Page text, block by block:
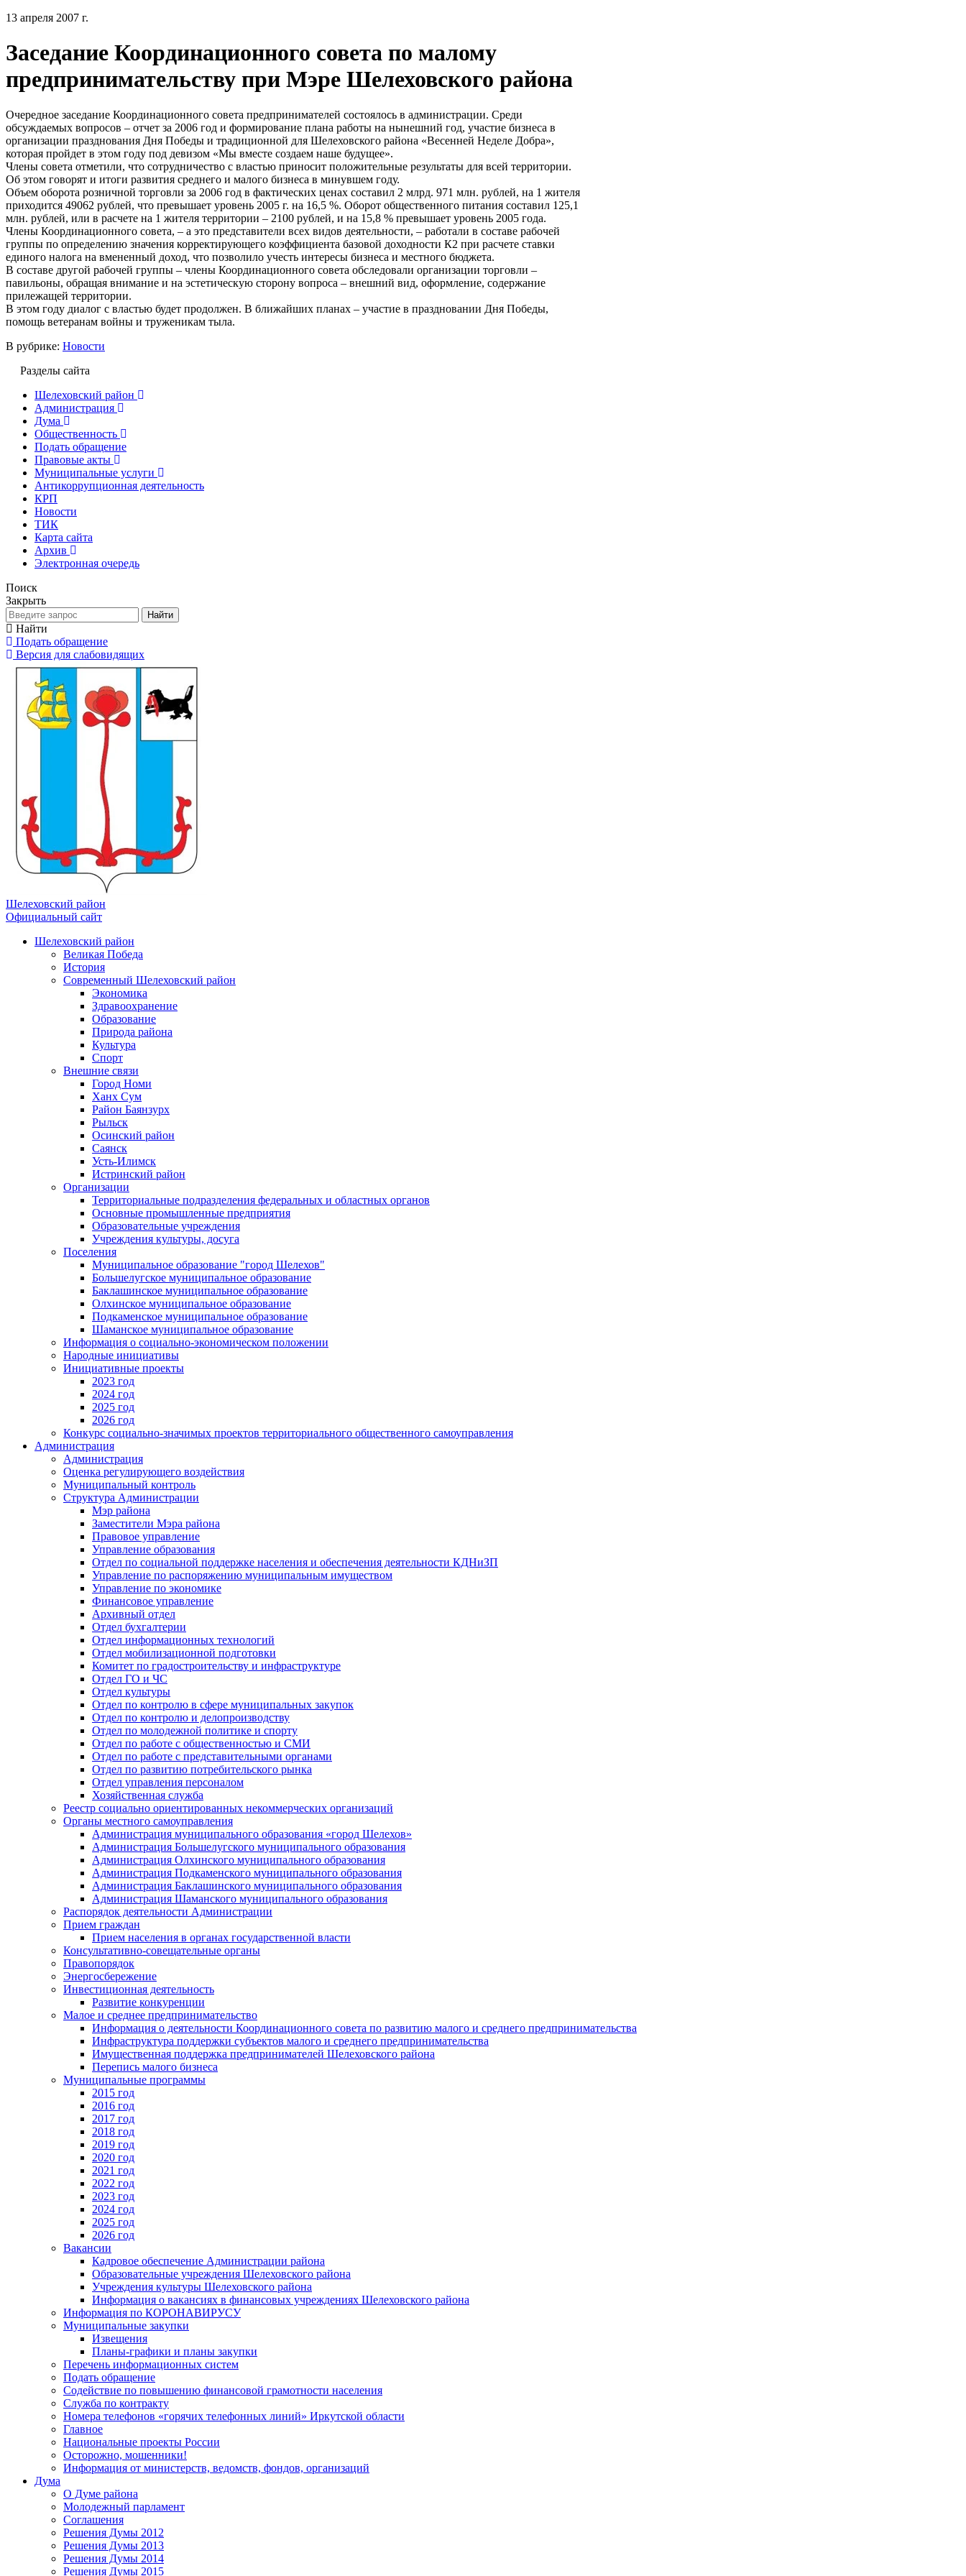
13 апреля 2007 г.
Заседание Координационного совета по малому
предпринимательству при Мэре Шелеховского района
Очередное заседание Координационного совета предпринимателей состоялось в администрации. Среди
обсуждаемых вопросов – отчет за 2006 год и формирование плана работы на нынешний год, участие бизнеса в
организации празднования Дня Победы и традиционной для Шелеховского района «Весенней Неделе Добра»,
которая пройдет в этом году под девизом «Мы вместе создаем наше будущее».
Члены совета отметили, что сотрудничество с властью приносит положительные результаты для всей территории.
Об этом говорят и итоги развития среднего и малого бизнеса в минувшем году.
Объем оборота розничной торговли за 2006 год в фактических ценах составил 2 млрд. 971 млн. рублей, на 1 жителя
приходится 49062 рублей, что превышает уровень 2005 г. на 16,5 %. Оборот общественного питания составил 125,1
млн. рублей, или в расчете на 1 жителя территории – 2100 рублей, и на 15,8 % превышает уровень 2005 года.
Члены Координационного совета, – а это представители всех видов деятельности, – работали в составе рабочей
группы по определению значения корректирующего коэффициента базовой доходности К2 при расчете ставки
единого налога на вмененный доход, что позволило учесть интересы бизнеса и местного бюджета.
В составе другой рабочей группы – члены Координационного совета обследовали организации торговли –
павильоны, обращая внимание и на эстетическую сторону вопроса – внешний вид, оформление, содержание
прилежащей территории.
В этом году диалог с властью будет продолжен. В ближайших планах – участие в праздновании Дня Победы,
помощь ветеранам войны и труженикам тыла.
В рубрике: Новости
Разделы сайта
Шелеховский район
Администрация
Дума
Общественность
Подать обращение
Правовые акты
Муниципальные услуги
Антикоррупционная деятельность
КРП
Новости
ТИК
Карта сайта
Архив
Электронная очередь
Поиск
Закрыть
Найти
Найти
Подать обращение
Версия для слабовидящих
Шелеховский район
Официальный сайт
Шелеховский район
Великая Победа
История
Современный Шелеховский район
Экономика
Здравоохранение
Образование
Природа района
Культура
Спорт
Внешние связи
Город Номи
Ханх Сум
Район Баянзурх
Рыльск
Осинский район
Саянск
Усть-Илимск
Истринский район
Организации
Территориальные подразделения федеральных и областных органов
Основные промышленные предприятия
Образовательные учреждения
Учреждения культуры, досуга
Поселения
Муниципальное образование "город Шелехов"
Большелугское муниципальное образование
Баклашинское муниципальное образование
Олхинское муниципальное образование
Подкаменское муниципальное образование
Шаманское муниципальное образование
Информация о социально-экономическом положении
Народные инициативы
Инициативные проекты
2023 год
2024 год
2025 год
2026 год
Конкурс социально-значимых проектов территориального общественного самоуправления
Администрация
Администрация
Оценка регулирующего воздействия
Муниципальный контроль
Структура Администрации
Мэр района
Заместители Мэра района
Правовое управление
Управление образования
Отдел по социальной поддержке населения и обеспечения деятельности КДНиЗП
Управление по распоряжению муниципальным имуществом
Управление по экономике
Финансовое управление
Архивный отдел
Отдел бухгалтерии
Отдел информационных технологий
Отдел мобилизационной подготовки
Комитет по градостроительству и инфраструктуре
Отдел ГО и ЧС
Отдел культуры
Отдел по контролю в сфере муниципальных закупок
Отдел по контролю и делопроизводству
Отдел по молодежной политике и спорту
Отдел по работе с общественностью и СМИ
Отдел по работе с представительными органами
Отдел по развитию потребительского рынка
Отдел управления персоналом
Хозяйственная служба
Реестр социально ориентированных некоммерческих организаций
Органы местного самоуправления
Администрация муниципального образования «город Шелехов»
Администрация Большелугского муниципального образования
Администрация Олхинского муниципального образования
Администрация Подкаменского муниципального образования
Администрация Баклашинского муниципального образования
Администрация Шаманского муниципального образования
Распорядок деятельности Администрации
Прием граждан
Прием населения в органах государственной власти
Консультативно-совещательные органы
Правопорядок
Энергосбережение
Инвестиционная деятельность
Развитие конкуренции
Малое и среднее предпринимательство
Информация о деятельности Координационного совета по развитию малого и среднего предпринимательства
Инфраструктура поддержки субъектов малого и среднего предпринимательства
Имущественная поддержка предпринимателей Шелеховского района
Перепись малого бизнеса
Муниципальные программы
2015 год
2016 год
2017 год
2018 год
2019 год
2020 год
2021 год
2022 год
2023 год
2024 год
2025 год
2026 год
Вакансии
Кадровое обеспечение Администрации района
Образовательные учреждения Шелеховского района
Учреждения культуры Шелеховского района
Информация о вакансиях в финансовых учреждениях Шелеховского района
Информация по КОРОНАВИРУСУ
Муниципальные закупки
Извещения
Планы-графики и планы закупки
Перечень информационных систем
Подать обращение
Содействие по повышению финансовой грамотности населения
Служба по контракту
Номера телефонов «горячих телефонных линий» Иркутской области
Главное
Национальные проекты России
Осторожно, мошенники!
Информация от министерств, ведомств, фондов, организаций
Дума
О Думе района
Молодежный парламент
Соглашения
Решения Думы 2012
Решения Думы 2013
Решения Думы 2014
Решения Думы 2015